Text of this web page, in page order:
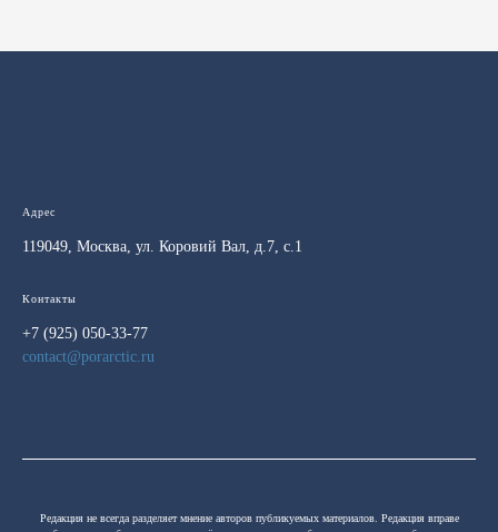
Адрес
119049, Москва, ул. Коровий Вал, д.7, с.1
Контакты
+7 (925) 050-33-77
contact@porarctic.ru
Редакция не всегда разделяет мнение авторов публикуемых материалов. Редакция вправе